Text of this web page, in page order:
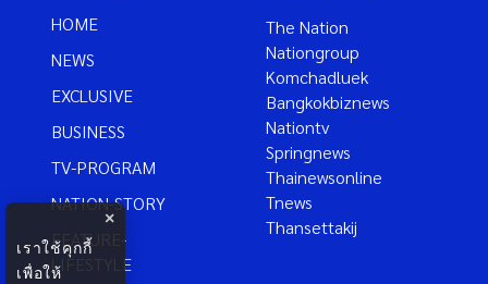
HOME
NEWS
EXCLUSIVE
BUSINESS
TV-PROGRAM
NATION-STORY
FEATURE-
LIFESTYLE
The Nation
Nationgroup
Komchadluek
Bangkokbiznews
Nationtv
Springnews
Thainewsonline
Tnews
Thansettakij
×
เราใช้คุกกี้
เพื่อให้